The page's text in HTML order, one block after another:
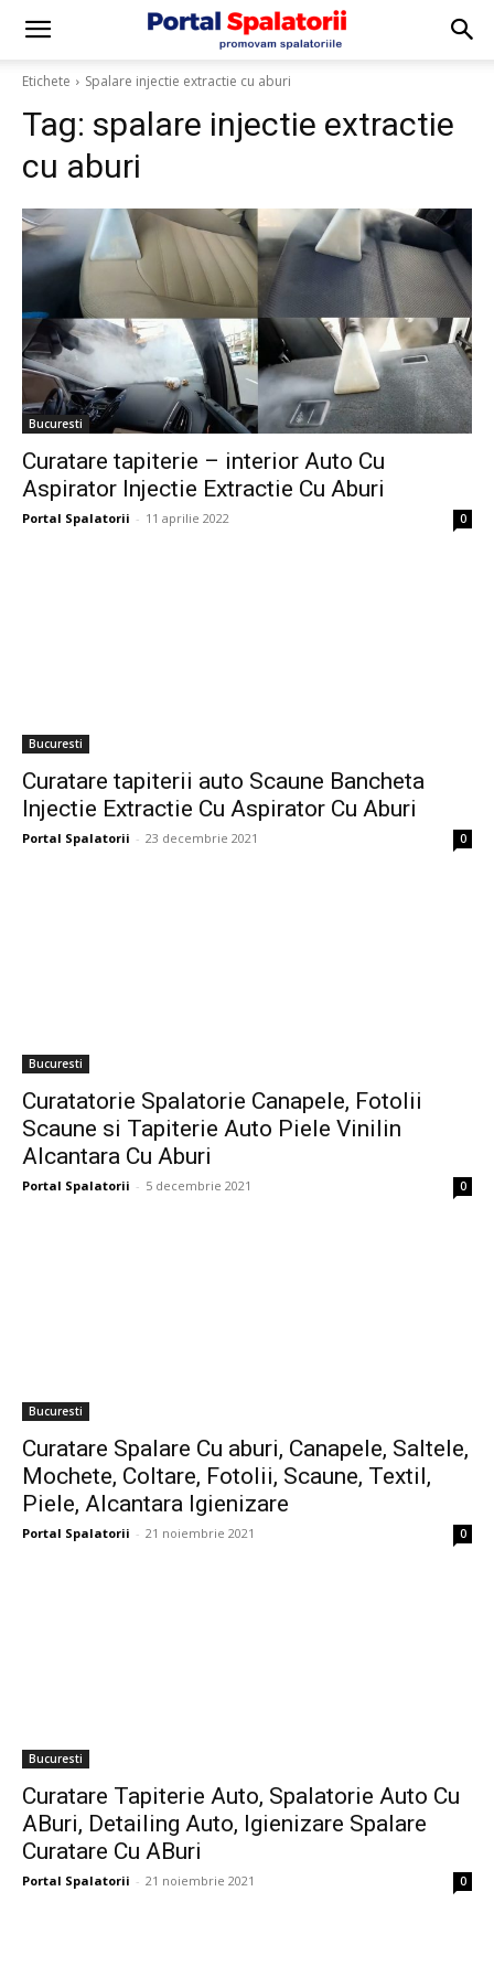
Etichete Spalare injectie extractie cu aburi
Tag: spalare injectie extractie
cu aburi
Bucuresti
Curatare tapiterie – interior Auto Cu
Aspirator Injectie Extractie Cu Aburi
Portal Spalatorii - 11 aprilie 2022 0
Bucuresti
Curatare tapiterii auto Scaune Bancheta
Injectie Extractie Cu Aspirator Cu Aburi
Portal Spalatorii - 23 decembrie 2021 0
Bucuresti
Curatatorie Spalatorie Canapele, Fotolii
Scaune si Tapiterie Auto Piele Vinilin
Alcantara Cu Aburi
Portal Spalatorii - 5 decembrie 2021 0
Bucuresti
Curatare Spalare Cu aburi, Canapele, Saltele,
Mochete, Coltare, Fotolii, Scaune, Textil,
Piele, Alcantara Igienizare
Portal Spalatorii - 21 noiembrie 2021 0
Bucuresti
Curatare Tapiterie Auto, Spalatorie Auto Cu
ABuri, Detailing Auto, Igienizare Spalare
Curatare Cu ABuri
Portal Spalatorii - 21 noiembrie 2021 0